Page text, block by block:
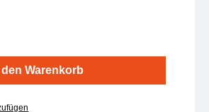
Gib den gewünschten
den Warenkorb